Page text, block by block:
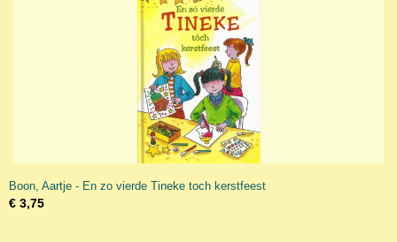
Boon, Aartje - En zo vierde Tineke toch kerstfeest
€ 3,75